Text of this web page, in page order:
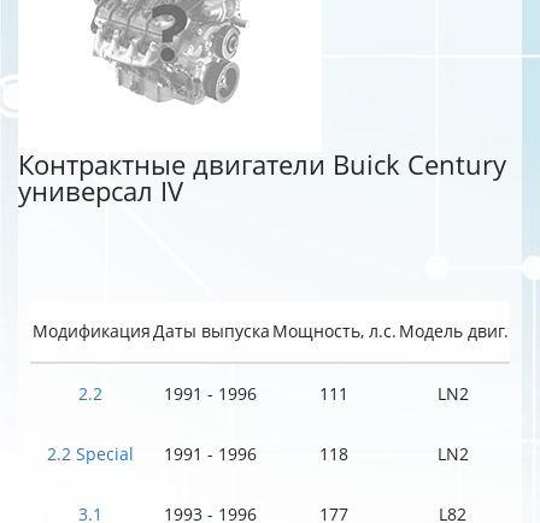
Контрактные двигатели Buick Century
универсал IV
МодификацияДаты выпуска Мощность, л.с. Модель двиг.
2.2 1991 - 1996 111 LN2
2.2 Special 1991 - 1996 118 LN2
3.1 1993 - 1996 177 L82